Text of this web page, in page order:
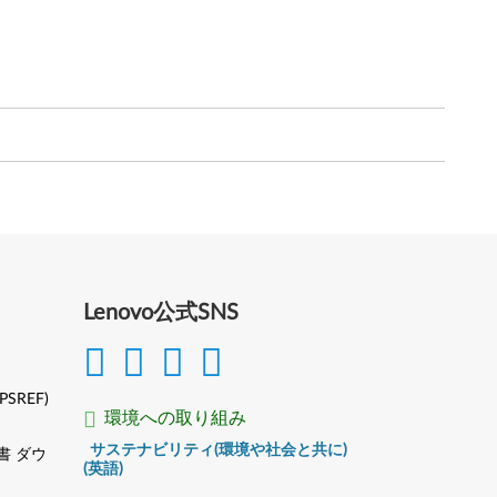
Lenovo公式SNS
環境への取り組み
サステナビリティ(環境や社会と共に)
(英語)
ダウ